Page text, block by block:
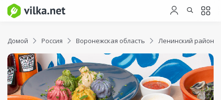
Домой Россия Воронежская область Ленинский район